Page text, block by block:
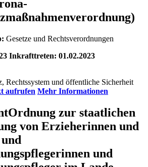
Gesetze und Rechtsverordnungen
Inkrafttreten: 01.02.2023
aufrufen Mehr Informationen
Ordnung zur staatlichen
von Erzieherinnen und
und